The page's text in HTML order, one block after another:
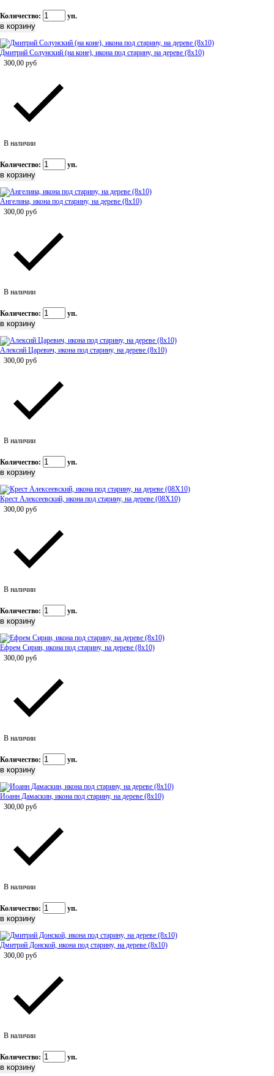
Количество: уп.
Дмитрий Солунский (на коне), икона под старину, на дереве (8x10)
300,00 руб
В наличии
Количество: уп.
Ангелина, икона под старину, на дереве (8x10)
300,00 руб
В наличии
Количество: уп.
Алексий Царевич, икона под старину, на дереве (8x10)
300,00 руб
В наличии
Количество: уп.
Крест Алексеевский, икона под старину, на дереве (08Х10)
300,00 руб
В наличии
Количество: уп.
Ефрем Сирин, икона под старину, на дереве (8x10)
300,00 руб
В наличии
Количество: уп.
Иоанн Дамаскин, икона под старину, на дереве (8x10)
300,00 руб
В наличии
Количество: уп.
Дмитрий Донской, икона под старину, на дереве (8x10)
300,00 руб
В наличии
Количество: уп.